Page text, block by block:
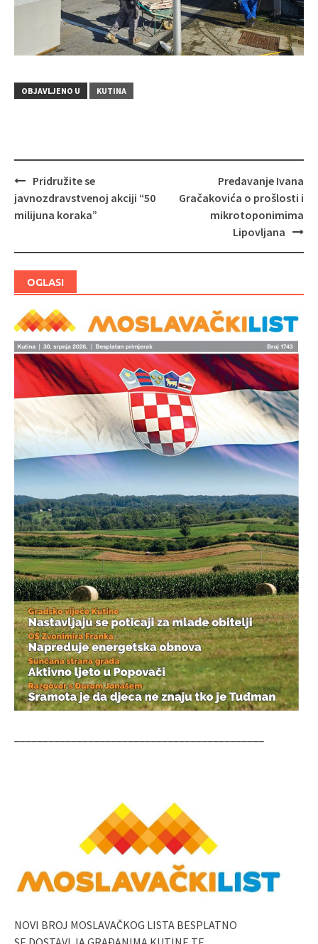
OBJAVLJENO U KUTINA
Navigacija
objava
Pridružite se
javnozdravstvenoj akciji “50
milijuna koraka”
Predavanje Ivana
Gračakovića o prošlosti i
mikrotoponimima
Lipovljana
OGLASI
NOVI BROJ MOSLAVAČKOG LISTA BESPLATNO